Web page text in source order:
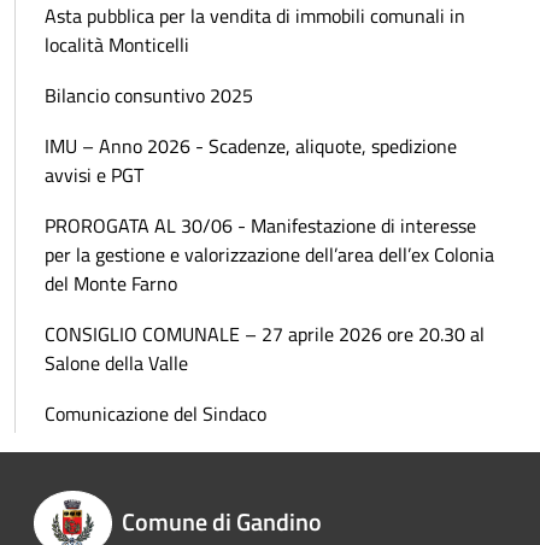
Asta pubblica per la vendita di immobili comunali in
località Monticelli
Bilancio consuntivo 2025
IMU – Anno 2026 - Scadenze, aliquote, spedizione
avvisi e PGT
PROROGATA AL 30/06 - Manifestazione di interesse
per la gestione e valorizzazione dell’area dell’ex Colonia
del Monte Farno
CONSIGLIO COMUNALE – 27 aprile 2026 ore 20.30 al
Salone della Valle
Comunicazione del Sindaco
Comune di Gandino